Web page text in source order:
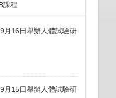
課程
月16日舉辦人體試驗研
月15日舉辦人體試驗研